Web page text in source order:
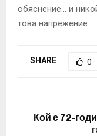
обяснение… и
това напрежение.
SHARE 0
Кой е 72-